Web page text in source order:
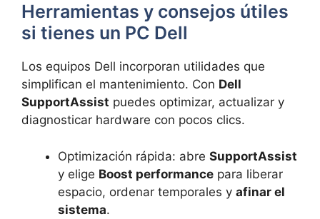
Herramientas y consejos útiles
si tienes un PC Dell
Los equipos Dell incorporan utilidades que
simplifican el mantenimiento. Con Dell
SupportAssist puedes optimizar, actualizar y
diagnosticar hardware con pocos clics.
Optimización rápida: abre SupportAssist
y elige Boost performance para liberar
espacio, ordenar temporales y afinar el
sistema.